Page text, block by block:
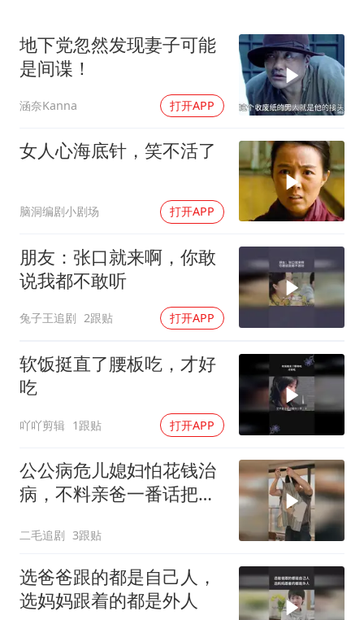
7月CPI同比上涨0.5% 经济内生增长动力持续增强
部分银行上调存款利率
货车高速制动失灵 交警护航化险为夷
白海豚突然大拐弯 走出罕见路线
地下党忽然发现妻子可能
是间谍！
涵奈Kanna 打开APP
女人心海底针，笑不活了
脑洞编剧小剧场 打开APP
朋友：张口就来啊，你敢
说我都不敢听
兔子王追剧 2跟贴 打开APP
软饭挺直了腰板吃，才好
吃
吖吖剪辑 1跟贴 打开APP
公公病危儿媳妇怕花钱治
病，不料亲爸一番话把女
二毛追剧 3跟贴
选爸爸跟的都是自己人，
选妈妈跟着的都是外人